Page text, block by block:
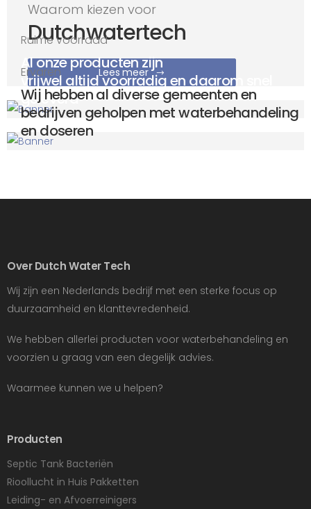
Waarom kiezen voor
Dutchwatertech
Lees meer
Ruime voorraad
Al onze producten zijn
vrijwel altijd voorradig en daarom snel
geleverd
Ervaren
Wij hebben al diverse gemeenten en
bedrijven geholpen met waterbehandeling
en doseren
Over Dutch Water Tech
Wij zijn een Nederlands bedrijf met een sterke focus op
duurzaamheid en klanttevredenheid.
We hebben allerlei producten voor waterbehandeling en
voorzien u graag van een degelijk advies.
Waarmee kunnen we u helpen?
Producten
Septic Tank Bacteriën
Rioollucht in Huis Pakketten
Leiding- en Afvoerreinigers